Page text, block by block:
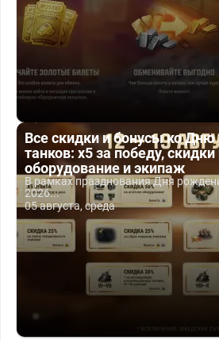
Все скидки и бонусы ко
танков: x5 за победу, скидки
оборудование и экипаж
В рамках празднования Дня
2026...
05 августа, среда